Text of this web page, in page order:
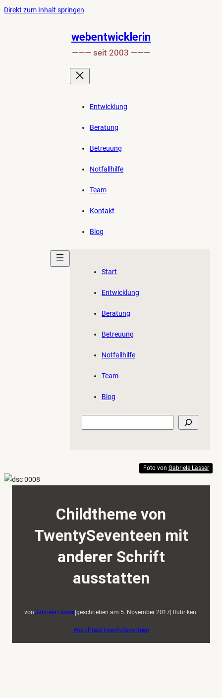
Direkt zum Inhalt springen
den
Anfang
der
Seite
springen
webentwicklerin
——— seit 2003 ———
Entwicklung
Beratung
Betreuung
Notfallhilfe
Team
Kontakt
Blog
Start
Entwicklung
Beratung
Betreuung
Notfallhilfe
Team
Blog
Childtheme von
TwentySeventeen mit
anderer Schrift
ausstatten
vonGabriele Lässer|geschrieben am:5. November 2017| Rubriken:
WordPressTwentySeventeen
Foto von Gabriele Lässer